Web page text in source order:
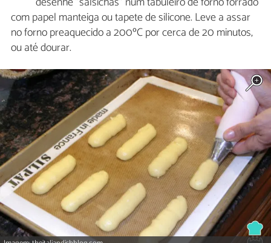
com papel manteiga ou tapete de silicone. Leve a assar
no forno preaquecido a 200ºC por cerca de 20 minutos,
ou até dourar.